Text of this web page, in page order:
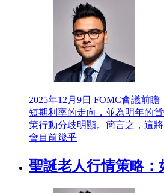
2025年12月9日 FOMC會議前瞻
短期利率的走向，並為明年的
策行動分歧明顯。簡言之，這
會目前幾乎
聖誕老人行情策略：